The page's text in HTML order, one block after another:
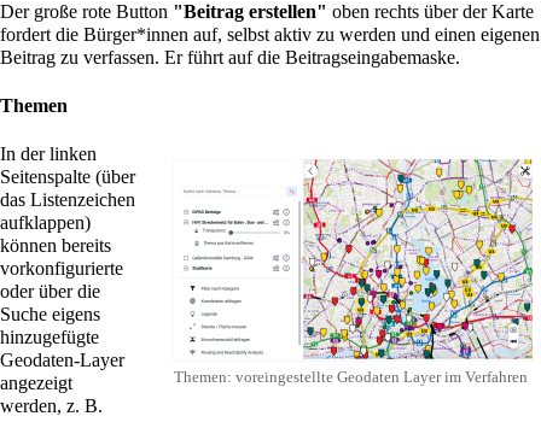
Der große rote Button "Beitrag erstellen" oben rechts über der Karte
fordert die Bürger*innen auf, selbst aktiv zu werden und einen eigenen
Beitrag zu verfassen. Er führt auf die Beitragseingabemaske.
Themen
Themen: voreingestellte Geodaten Layer im Verfahren
In der linken
Seitenspalte (über
das Listenzeichen
aufklappen)
können bereits
vorkonfigurierte
oder über die
Suche eigens
hinzugefügte
Geodaten-Layer
angezeigt
werden, z. B.